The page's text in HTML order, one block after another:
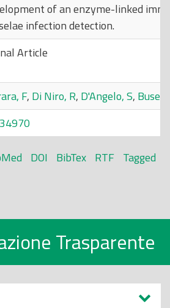
of an enzyme-linked
infection detection.
Article
F, Di Niro, R, D'Angelo, S,
DOI BibTex RTF Tagged
Trasparente